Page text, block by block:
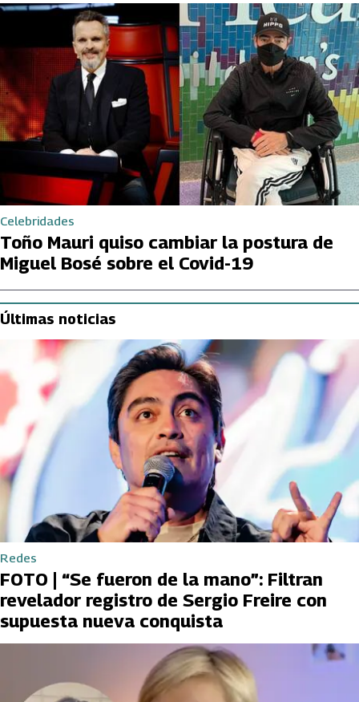
Celebridades
Toño Mauri quiso cambiar la postura de
Miguel Bosé sobre el Covid-19
Últimas noticias
Redes
FOTO | “Se fueron de la mano”: Filtran
revelador registro de Sergio Freire con
supuesta nueva conquista